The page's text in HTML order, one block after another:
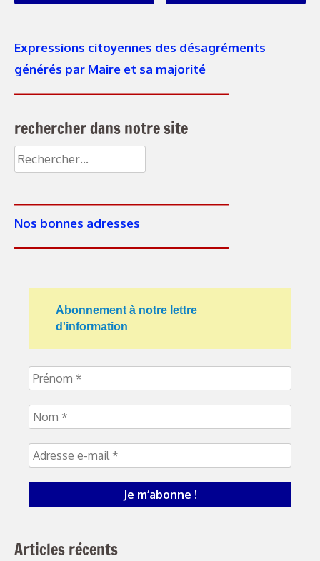
Expressions citoyennes des désagréments
générés par Maire et sa majorité
rechercher dans notre site
Rechercher :
Nos bonnes adresses
Abonnement à notre lettre
d'information
Articles récents